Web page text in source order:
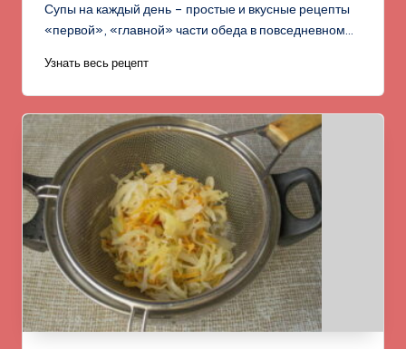
Супы на каждый день – простые и вкусные рецепты
«первой», «главной» части обеда в повседневном…
Узнать весь рецепт